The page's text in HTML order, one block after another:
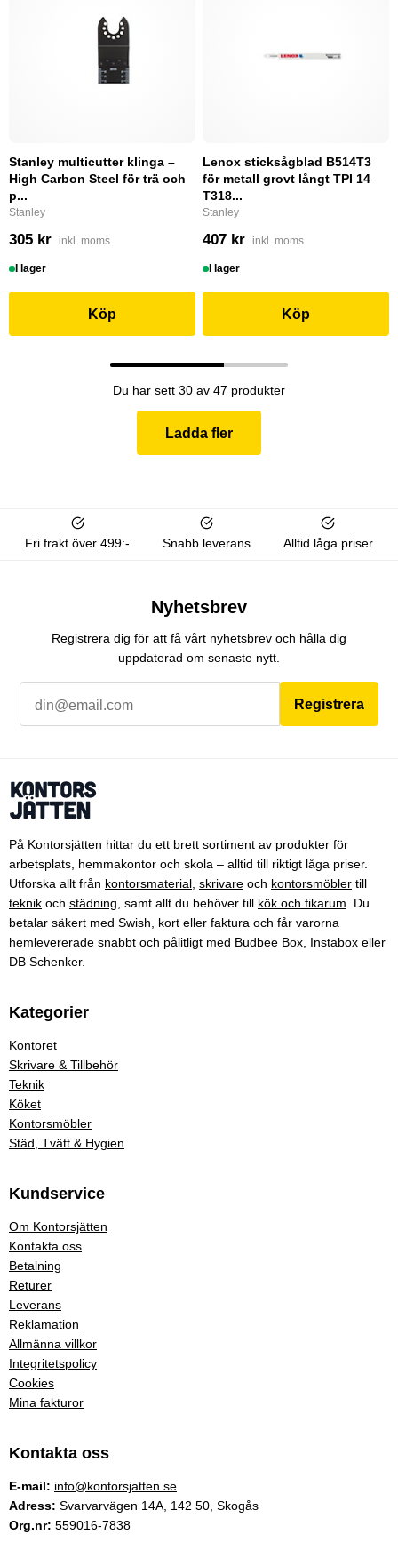
Stanley multicutter klinga –
High Carbon Steel för trä och
p...
Stanley
305 kr inkl. moms
I lager
Köp
Lenox sticksågblad B514T3
för metall grovt långt TPI 14
T318...
Stanley
407 kr inkl. moms
I lager
Köp
Du har sett 30 av 47 produkter
Ladda fler
Fri frakt över 499:- Snabb leverans Alltid låga priser
Nyhetsbrev
Registrera dig för att få vårt nyhetsbrev och hålla dig
uppdaterad om senaste nytt.
Registrera
På Kontorsjätten hittar du ett brett sortiment av produkter för
arbetsplats, hemmakontor och skola – alltid till riktigt låga priser.
Utforska allt från kontorsmaterial skrivare och kontorsmöbler till
teknik och städning , samt allt du behöver till kök och fikarum . Du
betalar säkert med Swish, kort eller faktura och får varorna
hemlevererade snabbt och pålitligt med Budbee Box, Instabox eller
DB Schenker.
Kategorier
Kontoret
Skrivare & Tillbehör
Teknik
Köket
Kontorsmöbler
Städ, Tvätt & Hygien
Kundservice
Om Kontorsjätten
Kontakta oss
Betalning
Returer
Leverans
Reklamation
Allmänna villkor
Integritetspolicy
Cookies
Mina fakturor
Kontakta oss
E-mail: info@kontorsjatten.se
Adress: Svarvarvägen 14A, 142 50, Skogås
Org.nr: 559016-7838